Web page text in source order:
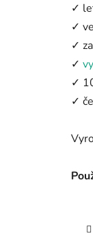
✓
✓
✓
✓
✓
✓